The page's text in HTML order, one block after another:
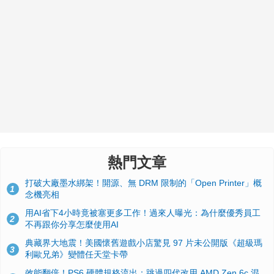
熱門文章
1
打破大廠墨水綁架！開源、無 DRM 限制的「Open Printer」概
念機亮相
2
用AI省下4小時竟被塞更多工作！過來人曝光：為什麼優秀員工
不再跟你分享怎麼使用AI
3
典藏界大地震！美國懷舊遊戲小店驚見 97 片未公開版《超級瑪
利歐兄弟》變體任天堂卡帶